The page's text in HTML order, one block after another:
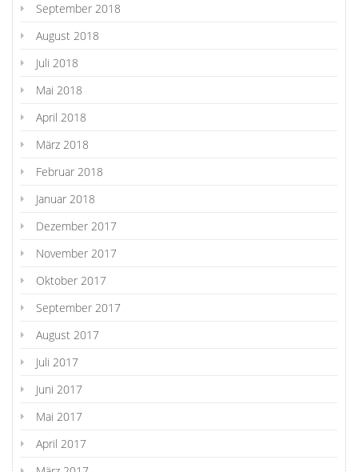
September 2018
August 2018
Juli 2018
Mai 2018
April 2018
März 2018
Februar 2018
Januar 2018
Dezember 2017
November 2017
Oktober 2017
September 2017
August 2017
Juli 2017
Juni 2017
Mai 2017
April 2017